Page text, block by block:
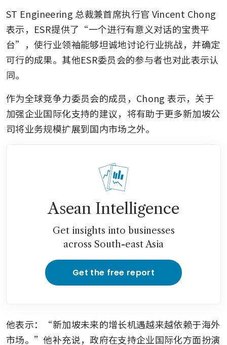
ST Engineering 总裁兼首席执行官 Vincent Chong
表示，ESR提供了“一个进行有意义对话的宝贵平
台”，使行业领袖能够坦诚地讨论行业挑战，并确定
可行的成果。其他ESR委员会的参与者也对此表示认
同。
作为全球竞争力委员会的成员，Chong 表示，关于
加强企业国际化支持的建议，将有助于更多新加坡公
司将业务规模扩展到国内市场之外。
Asean Intelligence
Get insights into businesses
across South-east Asia
Get the free report
他表示：“新加坡未来的增长机遇越来越依赖于海外
市场。”他补充说，政府在支持企业国际化方面扮演